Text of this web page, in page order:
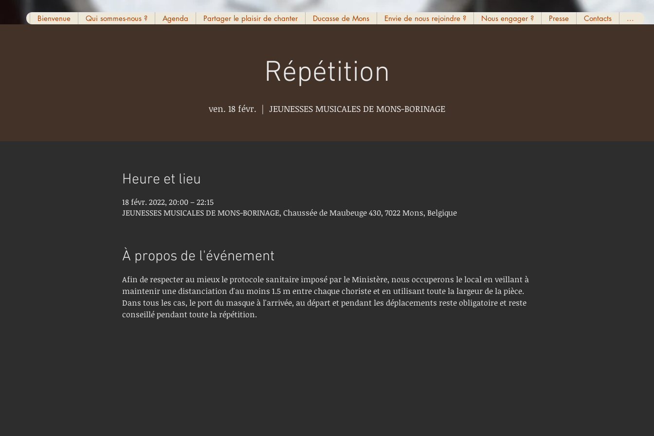
Bienvenue Qui sommes-nous ? Agenda Partager le plaisir de chanter Ducasse de Mons Envie de nous rejoindre ? Nous engager ? Presse Contacts ...
Répétition
ven. 18 févr.
  |
JEUNESSES MUSICALES DE MONS-BORINAGE
Heure et lieu
18 févr. 2022, 20:00 – 22:15
JEUNESSES MUSICALES DE MONS-BORINAGE, Chaussée de Maubeuge 430, 7022 Mons, Belgique
À propos de l'événement
Afin de respecter au mieux le protocole sanitaire imposé par le Ministère, nous occuperons le local en veillant à
maintenir une distanciation d'au moins 1.5 m entre chaque choriste et en utilisant toute la largeur de la pièce.
Dans tous les cas, le port du masque à l'arrivée, au départ et pendant les déplacements reste obligatoire et reste
conseillé pendant toute la répétition.